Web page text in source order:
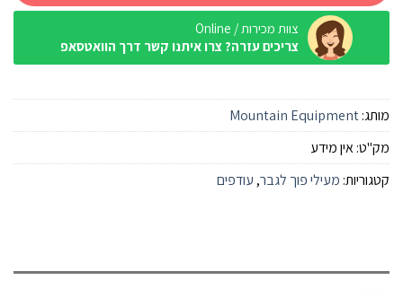
צוות מכירות / Online
צריכים עזרה? צרו איתנו קשר דרך הוואטסאפ
מותג:Mountain Equipment
מק"ט:אין מידע
קטגוריות: מעילי פוך לגבר, עודפים